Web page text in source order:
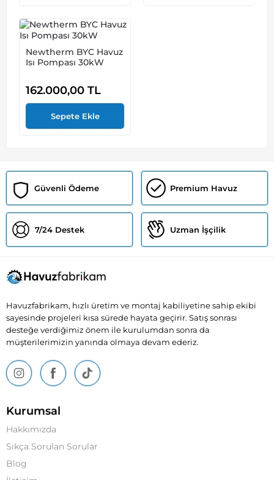
Newtherm BYC Havuz
Isı Pompası 30kW
162.000,00 TL
Güvenli Ödeme Premium Havuz
7/24 Destek Uzman İşçilik
Havuzfabrikam, hızlı üretim ve montaj kabiliyetine sahip ekibi
sayesinde projeleri kısa sürede hayata geçirir. Satış sonrası
desteğe verdiğimiz önem ile kurulumdan sonra da
müşterilerimizin yanında olmaya devam ederiz.
Kurumsal
Hakkımızda
Sıkça Sorulan Sorular
Blog